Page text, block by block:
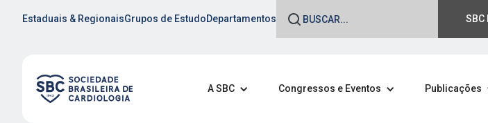
Estaduais & RegionaisGrupos de EstudoDepartamentos SBC
A SBC Congressos e Eventos Publicações